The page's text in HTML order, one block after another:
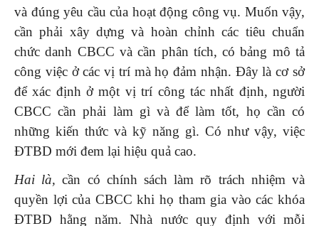
và đúng yêu cầu của hoạt động công vụ. Muốn vậy,
cần phải xây dựng và hoàn chỉnh các tiêu chuẩn
chức danh CBCC và cần phân tích, có bảng mô tả
công việc ở các vị trí mà họ đảm nhận. Đây là cơ sở
để xác định ở một vị trí công tác nhất định, người
CBCC cần phải làm gì và để làm tốt, họ cần có
những kiến thức và kỹ năng gì. Có như vậy, việc
ĐTBD mới đem lại hiệu quả cao.
Hai là, cần có chính sách làm rõ trách nhiệm và
quyền lợi của CBCC khi họ tham gia vào các khóa
ĐTBD hằng năm. Nhà nước quy định với mỗi